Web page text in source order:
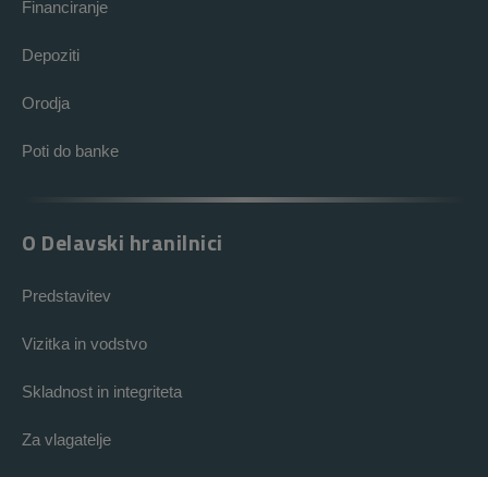
Financiranje
Depoziti
Orodja
Poti do banke
O Delavski hranilnici
Predstavitev
Vizitka in vodstvo
Skladnost in integriteta
Za vlagatelje